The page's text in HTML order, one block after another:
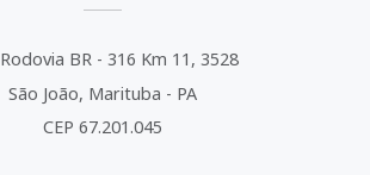
Rodovia BR - 316 Km 11, 3528
São João, Marituba - PA
CEP 67.201.045